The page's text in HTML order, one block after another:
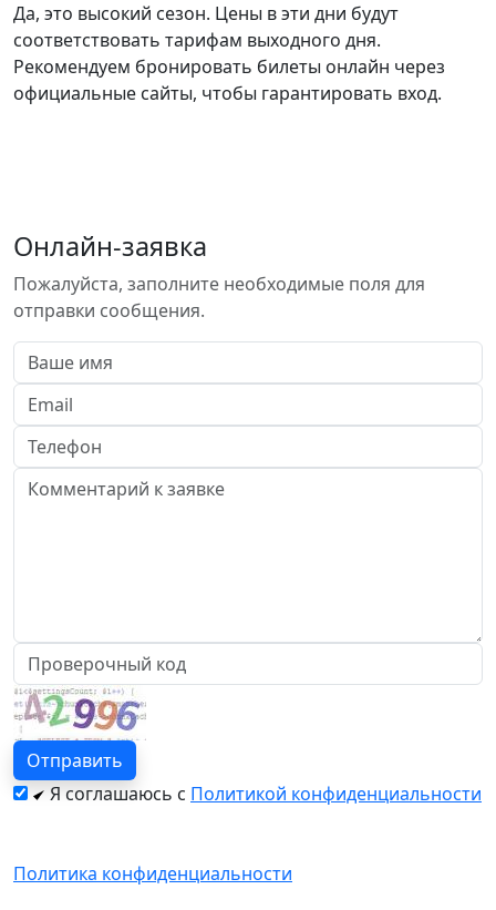
Да, это высокий сезон. Цены в эти дни будут
соответствовать тарифам выходного дня.
Рекомендуем бронировать билеты онлайн через
официальные сайты, чтобы гарантировать вход.
Онлайн-заявка
Пожалуйста, заполните необходимые поля для
отправки сообщения.
Я соглашаюсь с Политикой конфиденциальности
Политика конфиденциальности